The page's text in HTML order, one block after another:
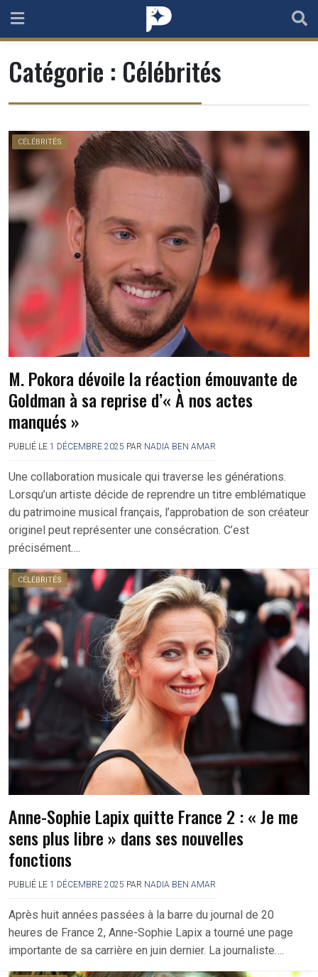
content
Catégorie : Célébrités
CÉLÉBRITÉS
M. Pokora dévoile la réaction émouvante de
Goldman à sa reprise d’« À nos actes
manqués »
PUBLIÉ LE 1 DÉCEMBRE 2025 PAR NADIA BEN AMAR
Une collaboration musicale qui traverse les générations.
Lorsqu’un artiste décide de reprendre un titre emblématique
du patrimoine musical français, l’approbation de son créateur
originel peut représenter une consécration. C’est
précisément….
CÉLÉBRITÉS
Anne-Sophie Lapix quitte France 2 : « Je me
sens plus libre » dans ses nouvelles
fonctions
PUBLIÉ LE 1 DÉCEMBRE 2025 PAR NADIA BEN AMAR
Après huit années passées à la barre du journal de 20
heures de France 2, Anne-Sophie Lapix a tourné une page
importante de sa carrière en juin dernier. La journaliste….